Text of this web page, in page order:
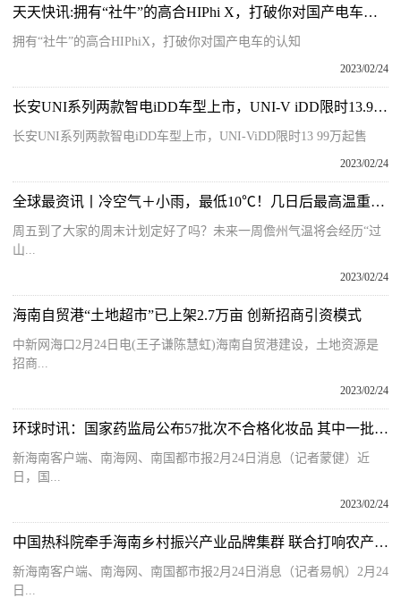
天天快讯:拥有“社牛”的高合HIPhi X，打破你对国产电车的认知
拥有“社牛”的高合HIPhiX，打破你对国产电车的认知
2023/02/24
长安UNI系列两款智电iDD车型上市，UNI-V iDD限时13.99万起售
长安UNI系列两款智电iDD车型上市，UNI-ViDD限时13 99万起售
2023/02/24
全球最资讯丨冷空气＋小雨，最低10℃！几日后最高温重返31℃，未来一周儋州天气
周五到了大家的周末计划定好了吗？未来一周儋州气温将会经历“过
山...
2023/02/24
海南自贸港“土地超市”已上架2.7万亩 创新招商引资模式
中新网海口2月24日电(王子谦陈慧虹)海南自贸港建设，土地资源是
招商...
2023/02/24
环球时讯：国家药监局公布57批次不合格化妆品 其中一批次涉及海南陵水
新海南客户端、南海网、南国都市报2月24日消息（记者蒙健）近
日，国...
2023/02/24
中国热科院牵手海南乡村振兴产业品牌集群 联合打响农产品品牌
新海南客户端、南海网、南国都市报2月24日消息（记者易帆）2月24
日...